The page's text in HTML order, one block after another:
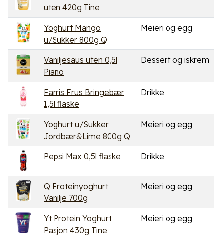
uten 420g Tine
Yoghurt Mango
u/Sukker 800g Q
Meieri og egg
Vaniljesaus uten 0,5l
Piano
Dessert og iskrem
Farris Frus Bringebær
1,5l flaske
Drikke
Yoghurt u/Sukker
Jordbær&Lime 800g Q
Meieri og egg
Pepsi Max 0,5l flaske Drikke
Q Proteinyoghurt
Vanilje 700g
Meieri og egg
Yt Protein Yoghurt
Pasjon 430g Tine
Meieri og egg